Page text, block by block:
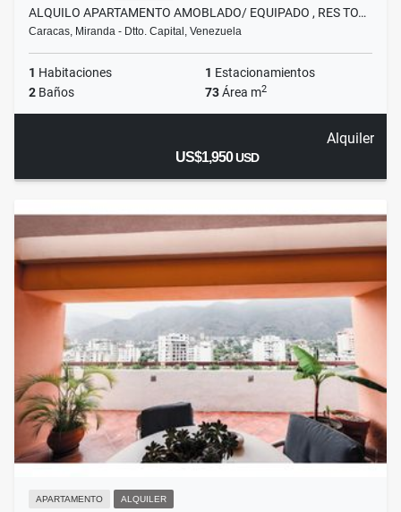
ALQUILO APARTAMENTO AMOBLADO/ EQUIPADO , RES TO…
Caracas, Miranda - Dtto. Capital, Venezuela
1 Habitaciones 1 Estacionamientos
2 Baños 73Área m2
Alquiler
US$1,950USD
APARTAMENTO ALQUILER